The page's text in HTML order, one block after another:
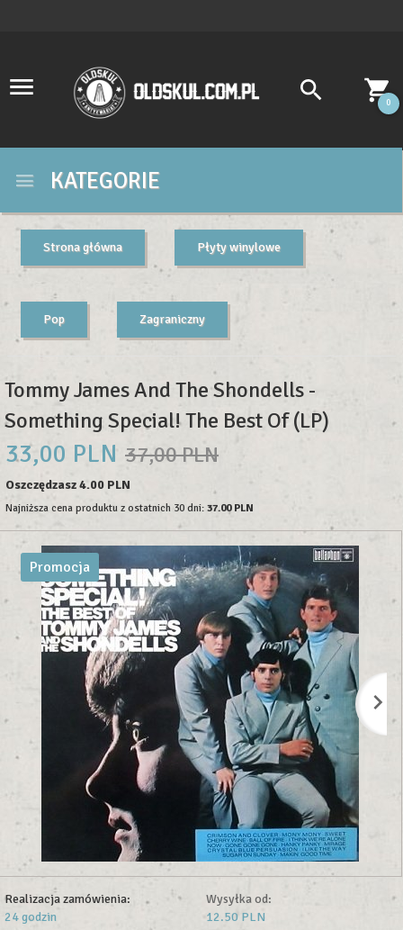
0
KATEGORIE
Strona główna Płyty winylowe
Pop Zagraniczny
Tommy James And The Shondells -
Something Special! The Best Of (LP)
33,00 PLN 37,00 PLN
Oszczędzasz 4.00 PLN
Najniższa cena produktu z ostatnich 30 dni: 37.00 PLN
Promocja
Realizacja zamówienia:
24 godzin
Wysyłka od:
12.50 PLN